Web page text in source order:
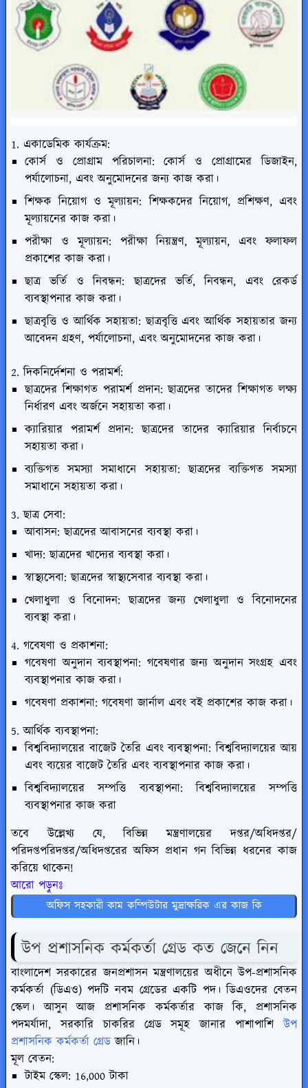
1. একাডেমিক কার্যক্রম:
কোর্স ও প্রোগ্রাম পরিচালনা: কোর্স ও প্রোগ্রামের ডিজাইন,
পর্যালোচনা, এবং অনুমোদনের জন্য কাজ করা।
শিক্ষক নিয়োগ ও মূল্যায়ন: শিক্ষকদের নিয়োগ, প্রশিক্ষণ, এবং
মূল্যায়নের কাজ করা।
পরীক্ষা ও মূল্যায়ন: পরীক্ষা নিয়ন্ত্রণ, মূল্যায়ন, এবং ফলাফল
প্রকাশের কাজ করা।
ছাত্র ভর্তি ও নিবন্ধন: ছাত্রদের ভর্তি, নিবন্ধন, এবং রেকর্ড
ব্যবস্থাপনার কাজ করা।
ছাত্রবৃত্তি ও আর্থিক সহায়তা: ছাত্রবৃত্তি এবং আর্থিক সহায়তার জন্য
আবেদন গ্রহণ, পর্যালোচনা, এবং অনুমোদনের কাজ করা।
2. দিকনির্দেশনা ও পরামর্শ:
ছাত্রদের শিক্ষাগত পরামর্শ প্রদান: ছাত্রদের তাদের শিক্ষাগত লক্ষ্য
নির্ধারণ এবং অর্জনে সহায়তা করা।
ক্যারিয়ার পরামর্শ প্রদান: ছাত্রদের তাদের ক্যারিয়ার নির্বাচনে
সহায়তা করা।
ব্যক্তিগত সমস্যা সমাধানে সহায়তা: ছাত্রদের ব্যক্তিগত সমস্যা
সমাধানে সহায়তা করা।
3. ছাত্র সেবা:
আবাসন: ছাত্রদের আবাসনের ব্যবস্থা করা।
খাদ্য: ছাত্রদের খাদ্যের ব্যবস্থা করা।
স্বাস্থ্যসেবা: ছাত্রদের স্বাস্থ্যসেবার ব্যবস্থা করা।
খেলাধুলা ও বিনোদন: ছাত্রদের জন্য খেলাধুলা ও বিনোদনের
ব্যবস্থা করা।
4. গবেষণা ও প্রকাশনা:
গবেষণা অনুদান ব্যবস্থাপনা: গবেষণার জন্য অনুদান সংগ্রহ এবং
ব্যবস্থাপনার কাজ করা।
গবেষণা প্রকাশনা: গবেষণা জার্নাল এবং বই প্রকাশের কাজ করা।
5. আর্থিক ব্যবস্থাপনা:
বিশ্ববিদ্যালয়ের বাজেট তৈরি এবং ব্যবস্থাপনা: বিশ্ববিদ্যালয়ের আয়
এবং ব্যয়ের বাজেট তৈরি এবং ব্যবস্থাপনার কাজ করা।
বিশ্ববিদ্যালয়ের সম্পত্তি ব্যবস্থাপনা: বিশ্ববিদ্যালয়ের সম্পত্তি
ব্যবস্থাপনার কাজ করা
তবে উল্লেখ্য যে, বিভিন্ন মন্ত্রণালয়ের দপ্তর/অধিদপ্তর/
পরিদপ্তপরিদপ্তর/অধিদপ্তরের অফিস প্রধান গন বিভিন্ন ধরনের কাজ
করিয়ে থাকেন!
আরো পড়ুনঃ
অফিস সহকারী কাম কম্পিউটার মুদ্রাক্ষরিক এর কাজ কি
উপ প্রশাসনিক কর্মকর্তা গ্রেড কত জেনে নিন
বাংলাদেশ সরকারের জনপ্রশাসন মন্ত্রণালয়ের অধীনে উপ-প্রশাসনিক
কর্মকর্তা (ডিএও) পদটি নবম গ্রেডের একটি পদ। ডিএওদের বেতন
স্কেল। আসুন আজ প্রশাসনিক কর্মকর্তার কাজ কি, প্রশাসনিক
পদমর্যাদা, সরকারি চাকরির গ্রেড সমূহ জানার পাশাপাশিউপ
প্রশাসনিক কর্মকর্তা গ্রেড জানি।
মূল বেতন:
টাইম স্কেল: 16,000 টাকা